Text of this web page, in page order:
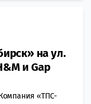
на ул.
и Gap
«ТПС-